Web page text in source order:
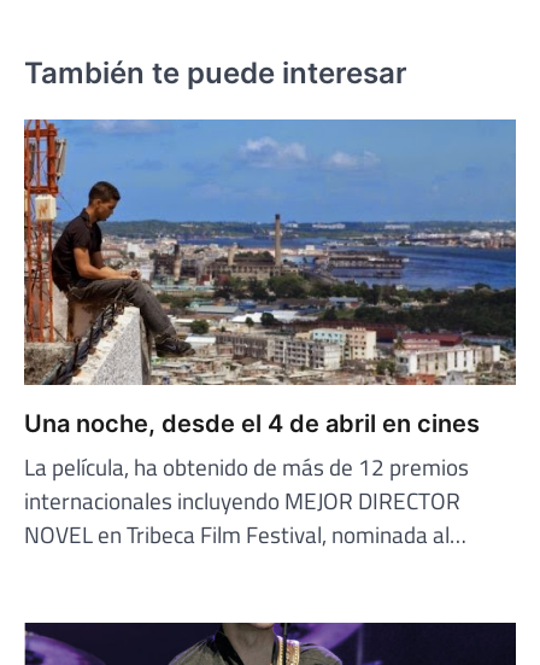
También te puede interesar
Una noche, desde el 4 de abril en cines
La película, ha obtenido de más de 12 premios
internacionales incluyendo MEJOR DIRECTOR
NOVEL en Tribeca Film Festival, nominada al…